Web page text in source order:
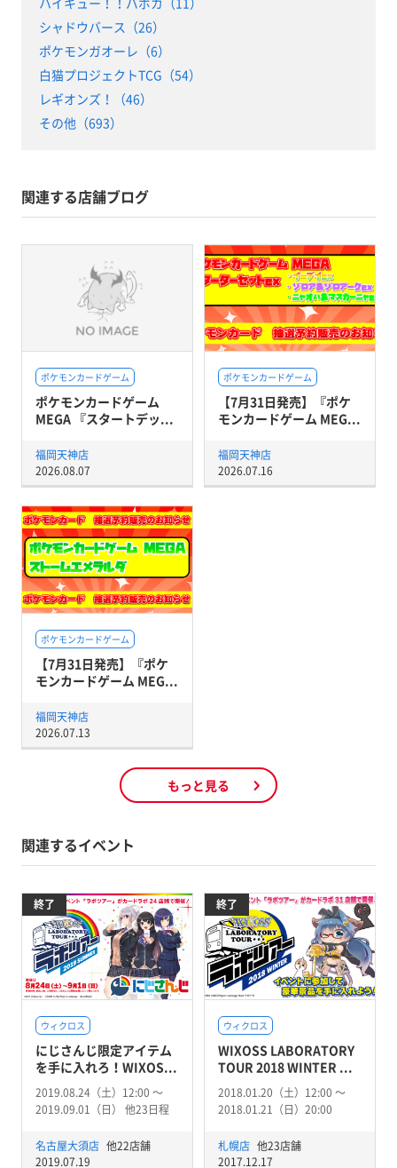
シャドウバース（26）
ポケモンガオーレ（6）
白猫プロジェクトTCG（54）
レギオンズ！（46）
その他（693）
関連する店舗ブログ
ポケモンカードゲーム
ポケモンカードゲーム
MEGA 『スタートデッ...
福岡天神店
2026.08.07
ポケモンカードゲーム
【7月31日発売】『ポケ
モンカードゲーム MEG...
福岡天神店
2026.07.16
ポケモンカードゲーム
【7月31日発売】『ポケ
モンカードゲーム MEG...
福岡天神店
2026.07.13
もっと見る
関連するイベント
終了
ウィクロス
にじさんじ限定アイテム
を手に入れろ！WIXOS...
2019.08.24（土）12:00 〜
2019.09.01（日） 他23日程
名古屋大須店 他22店舗
2019.07.19
終了
ウィクロス
WIXOSS LABORATORY
TOUR 2018 WINTER ...
2018.01.20（土）12:00 〜
2018.01.21（日）20:00
札幌店 他23店舗
2017.12.17